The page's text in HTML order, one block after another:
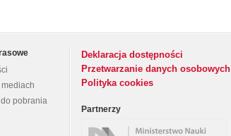
do pobrania
Deklaracja dostępności
Przetwarzanie danych osobowych
Polityka cookies
Partnerzy